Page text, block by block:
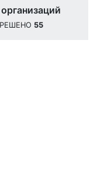
РЕШЕНО 55